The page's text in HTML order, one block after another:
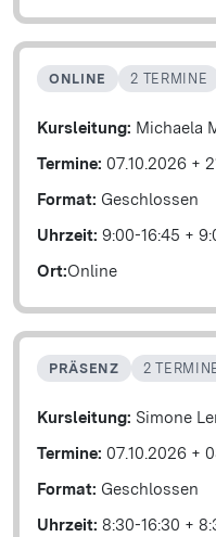
ONLINE 2 TERMINE
Kursleitung: Michaela
Termine: 07.10.2026 +
Format: Geschlossen
Uhrzeit: 9:00-16:45 +
Ort:Online
PRÄSENZ 2
Kursleitung: Simone
Termine: 07.10.2026 +
Format: Geschlossen
Uhrzeit: 8:30-16:30 +